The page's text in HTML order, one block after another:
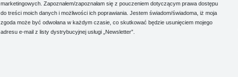
marketingowych. Zapoznałem/zapoznałam się z pouczeniem dotyczącym prawa dostępu
do treści moich danych i możliwości ich poprawiania. Jestem świadom/świadoma, iż moja
zgoda może być odwołana w każdym czasie, co skutkować będzie usunięciem mojego
adresu e-mail z listy dystrybucyjnej usługi „Newsletter”.